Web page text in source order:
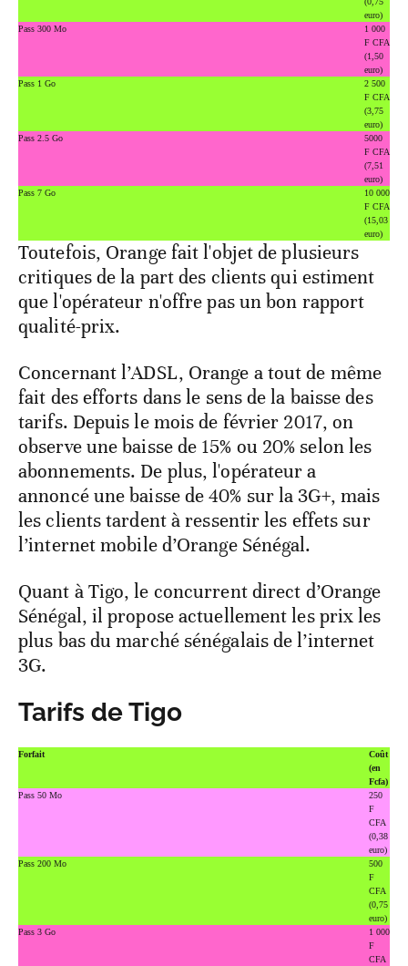
euro)
Pass 300 Mo
1 000
F CFA
(1,50
euro)
Pass 1 Go
2 500
F CFA
(3,75
euro)
Pass 2.5 Go
5000
F CFA
(7,51
euro)
Pass 7 Go
10 000
F CFA
(15,03
euro)
Toutefois, Orange fait l'objet de plusieurs
critiques de la part des clients qui estiment
que l'opérateur n'offre pas un bon rapport
qualité-prix.
Concernant l’ADSL, Orange a tout de même
fait des efforts dans le sens de la baisse des
tarifs. Depuis le mois de février 2017, on
observe une baisse de 15% ou 20% selon les
abonnements. De plus, l'opérateur a
annoncé une baisse de 40% sur la 3G+, mais
les clients tardent à ressentir les effets sur
l’internet mobile d’Orange Sénégal.
Quant à Tigo, le concurrent direct d’Orange
Sénégal, il propose actuellement les prix les
plus bas du marché sénégalais de l’internet
3G.
Tarifs de Tigo
Forfait
Coût
(en
Fcfa)
Pass 50 Mo
250
F
CFA
(0,38
euro)
Pass 200 Mo
500
F
CFA
(0,75
euro)
Pass 3 Go
1 000
F
CFA